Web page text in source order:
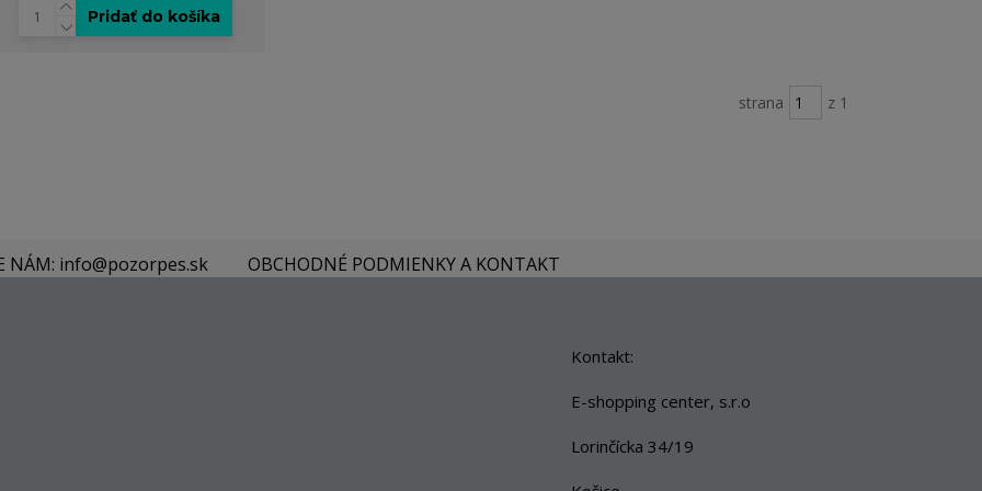
Pridať do košíka
strana z 1
NÁM: info@pozorpes.sk OBCHODNÉ PODMIENKY A KONTAKT
Kontakt:
E-shopping center, s.r.o
Lorinčícka 34/19